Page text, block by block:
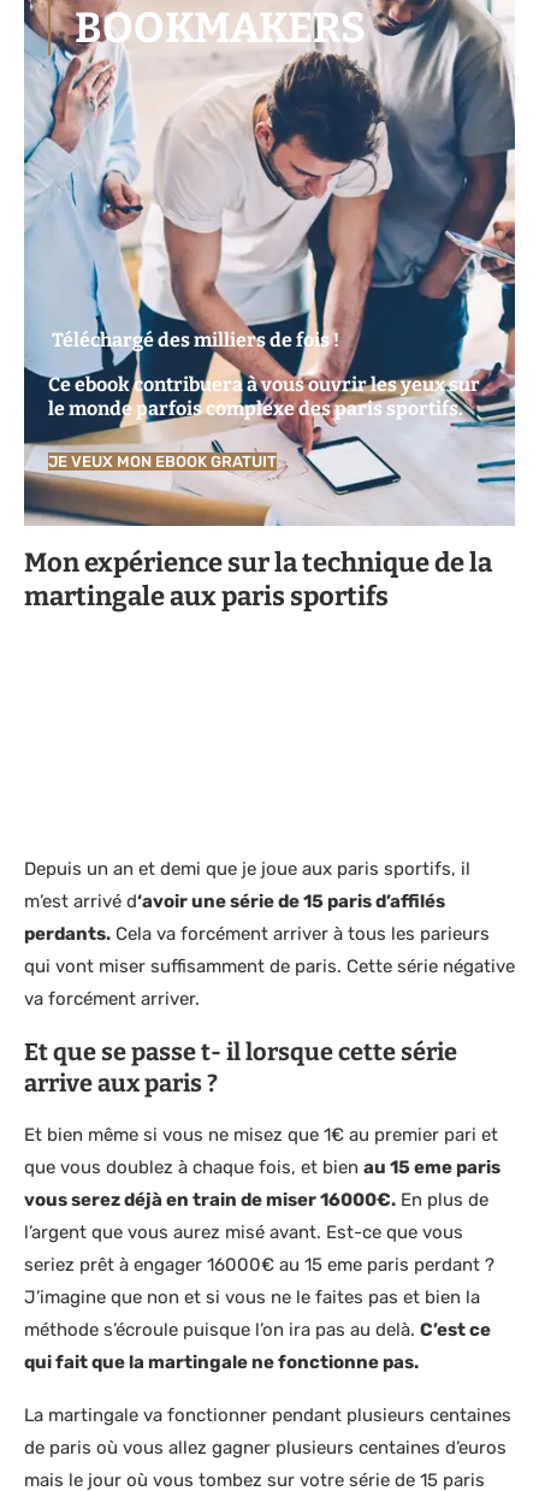
BOOKMAKERS
Téléchargé des milliers de fois !
Ce ebook contribuera à vous ouvrir les yeux sur
le monde parfois complexe des paris sportifs.
JE VEUX MON EBOOK GRATUIT
Monexpériencesur la technique de la
martingale aux paris sportifs
Depuis un an et demi que je joue aux paris sportifs, il
m’est arrivé d‘avoir une série de 15 paris d’affilés
perdants. Cela va forcément arriver à tous les parieurs
qui vont miser suffisamment de paris. Cette série négative
va forcément arriver.
Et que se passe t- il lorsque cette série
arrive aux paris ?
Et bien même si vous ne misez que 1€ au premier pari et
que vous doublez à chaque fois, et bien au 15 eme paris
vous serez déjà en train de miser 16000€. En plus de
l’argent que vous aurez misé avant. Est-ce que vous
seriez prêt à engager 16000€ au 15 eme paris perdant ?
J’imagine que non et si vous ne le faites pas et bien la
méthode s’écroule puisque l’on ira pas au delà. C’est ce
qui fait que la martingale ne fonctionne pas.
La martingale va fonctionner pendant plusieurs centaines
de paris où vous allez gagner plusieurs centaines d’euros
mais le jour où vous tombez sur votre série de 15 paris